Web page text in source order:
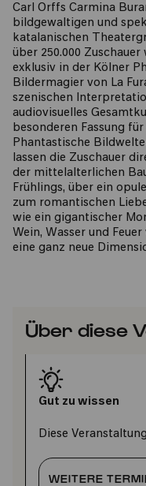
Carl Orffs Carmina
bildgewaltigen und
katalanischen
über 250.000
exklusiv in der Kölner
Bildermagier von La
szenischen
audiovisuelles
besonderen Fassung
Phantastische
lassen die Zuschauer
der mittelalterlichen
Frühlings, über ein
zum romantischen
wie ein gigantischer
Wein, Wasser und
eine ganz neue
Über diese
Gut zu wissen
Diese
WEITERE